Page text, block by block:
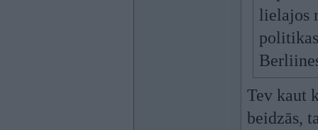
lielajos
Tev kaut
beidzās,